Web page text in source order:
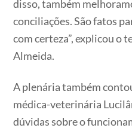
disso, também
conciliações. São fatos
com certeza”, explicou o
Almeida.
A plenária também
médica-veterinária
dúvidas sobre o